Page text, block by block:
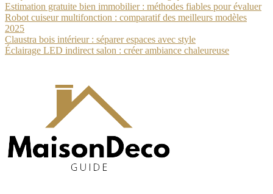
Estimation gratuite bien immobilier : méthodes fiables pour évaluer
Robot cuiseur multifonction : comparatif des meilleurs modèles
2025
Claustra bois intérieur : séparer espaces avec style
Éclairage LED indirect salon : créer ambiance chaleureuse